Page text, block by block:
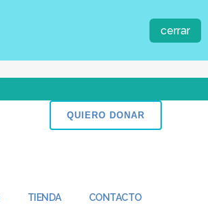
QUIERO DONAR
TIENDA CONTACTO
cerrar